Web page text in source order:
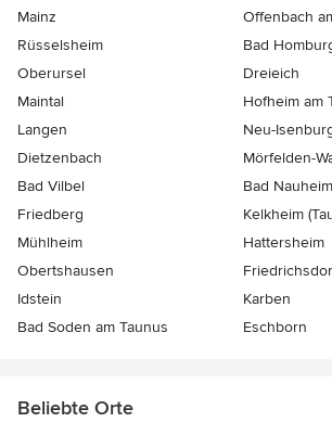
Mainz
Offenbach
Rüsselsheim
Bad
Oberursel
Dreieich
Maintal
Hofheim am
Langen
Neu-
Dietzenbach
Mörfelden-
Bad Vilbel
Bad Nauheim
Friedberg
Kelkheim
Mühlheim
Hattersheim
Obertshausen
Idstein
Karben
Bad Soden am Taunus
Eschborn
Beliebte Orte